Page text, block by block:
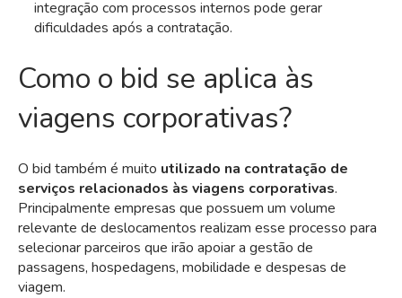
integração com processos internos pode gerar
dificuldades após a contratação.
Como o bid se aplica às
viagens corporativas?
O bid também é muito utilizado na contratação de
serviços relacionados às viagens corporativas.
Principalmente empresas que possuem um volume
relevante de deslocamentos realizam esse processo para
selecionar parceiros que irão apoiar a gestão de
passagens, hospedagens, mobilidade e despesas de
viagem.